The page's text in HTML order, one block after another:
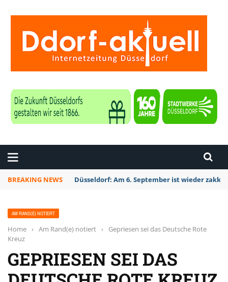
BREAKING NEWS Düsseldorf: Am 6. September ist wieder zakk
AM RAND(E) NOTIERT
Home › Am Rand(e) notiert ›
Gepriesen sei das Deutsche Rote
Kreuz
GEPRIESEN SEI DAS